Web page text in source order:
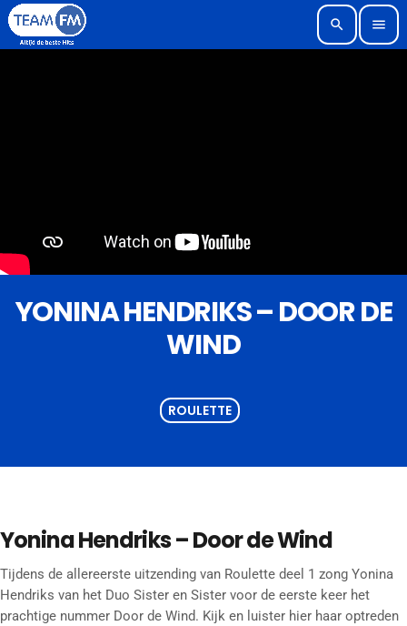
search menu
YONINA HENDRIKS – DOOR DE
WIND
ROULETTE
Yonina Hendriks – Door de Wind
Tijdens de allereerste uitzending van Roulette deel 1 zong Yonina
Hendriks van het Duo Sister en Sister voor de eerste keer het
prachtige nummer Door de Wind. Kijk en luister hier haar optreden